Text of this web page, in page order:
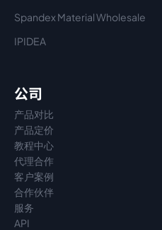
Spandex Material Wholesale​
IPIDEA
公司
产品对比
产品定价
教程中心
代理合作
客户案例
合作伙伴
服务
API